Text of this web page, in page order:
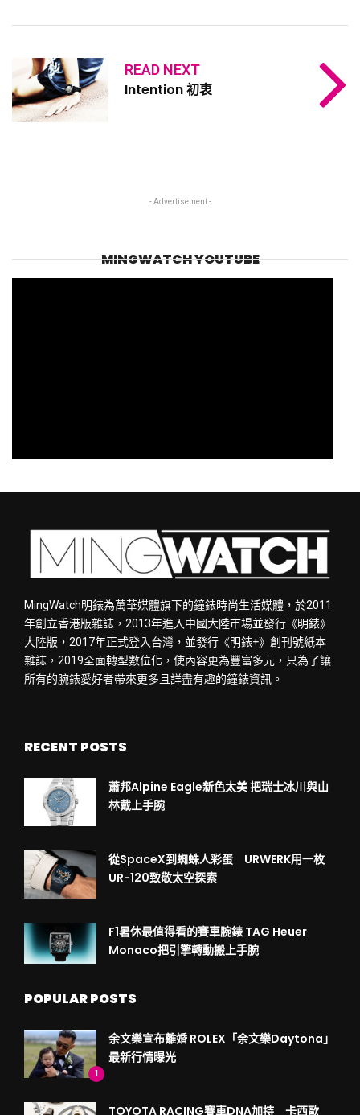
READ NEXT
Intention 初衷
- Advertisement -
MINGWATCH YOUTUBE
MingWatch明錶為萬華媒體旗下的鐘錶時尚生活媒體，於2011
年創立香港版雜誌，2013年進入中國大陸市場並發行《明錶》
大陸版，2017年正式登入台灣，並發行《明錶+》創刊號紙本
雜誌，2019全面轉型數位化，使內容更為豐富多元，只為了讓
所有的腕錶愛好者帶來更多且詳盡有趣的鐘錶資訊。
RECENT POSTS
蕭邦Alpine Eagle新色太美 把瑞士冰川與山
林戴上手腕
從SpaceX到蜘蛛人彩蛋 URWERK用一枚
UR-120致敬太空探索
F1暑休最值得看的賽車腕錶 TAG Heuer
Monaco把引擎轉動搬上手腕
POPULAR POSTS
1
余文樂宣布離婚 ROLEX「余文樂Daytona」
最新行情曝光
TOYOTA RACING賽車DNA加持 卡西歐